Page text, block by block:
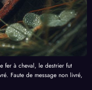
fer à cheval, le destrier fut
Faute de message non livré,